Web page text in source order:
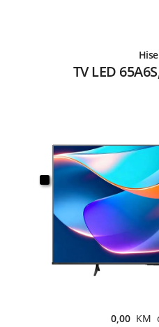
TV LED
0,00 KM